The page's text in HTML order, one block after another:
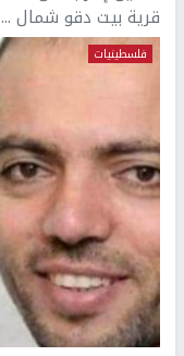
قرية بيت دقو شمال ...
فلسطينيات